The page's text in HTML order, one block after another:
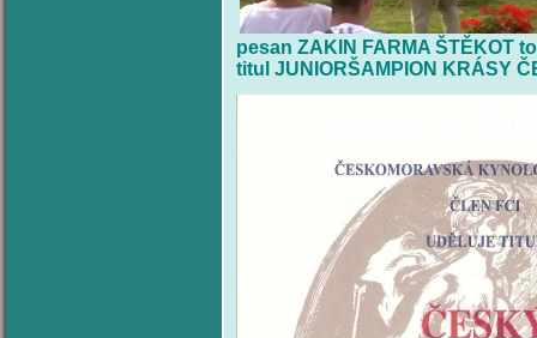
pesan ZAKIN FARMA ŠTĚKOT
titul JUNIORŠAMPION KRÁSY